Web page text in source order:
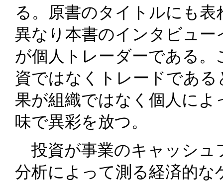
る。原書のタイトルにも
異なり本書のインタビュ
が個人トレーダーである
資ではなくトレードであ
果が組織ではなく個人に
味で異彩を放つ。
投資が事業のキャッシュ
分析によって測る経済的